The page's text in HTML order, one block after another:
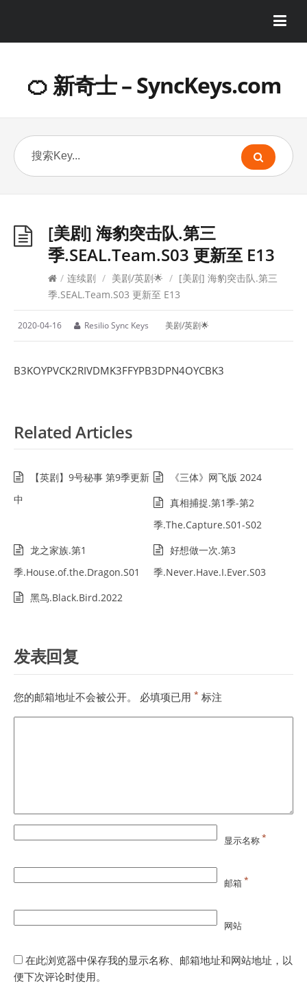
🍊 新奇士 – SyncKeys.com
[美剧] 海豹突击队.第三
季.SEAL.Team.S03 更新至 E13
/ 连续剧 / 美剧/英剧🌟 / [美剧] 海豹突击队.第三
季.SEAL.Team.S03 更新至 E13
2020-04-16 Resilio Sync Keys 美剧/英剧🌟
B3KOYPVCK2RIVDMK3FFYPB3DPN4OYCBK3
Related Articles
【英剧】9号秘事 第9季更新
中
《三体》网飞版 2024
真相捕捉.第1季-第2
季.The.Capture.S01-S02
龙之家族.第1
季.House.of.the.Dragon.S01
好想做一次.第3
季.Never.Have.I.Ever.S03
黑鸟.Black.Bird.2022
发表回复
您的邮箱地址不会被公开。 必填项已用 * 标注
显示名称*
邮箱*
网站
在此浏览器中保存我的显示名称、邮箱地址和网站地址，以
便下次评论时使用。